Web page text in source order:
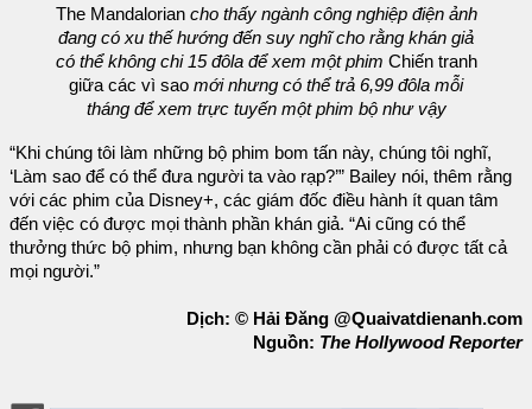
The Mandalorian cho thấy ngành công nghiệp điện ảnh
đang có xu thế hướng đến suy nghĩ cho rằng khán giả
có thể không chi 15 đôla để xem một phim Chiến tranh
giữa các vì sao mới nhưng có thể trả 6,99 đôla mỗi
tháng để xem trực tuyến một phim bộ như vậy
“Khi chúng tôi làm những bộ phim bom tấn này, chúng tôi nghĩ,
‘Làm sao để có thể đưa người ta vào rạp?’” Bailey nói, thêm rằng
với các phim của Disney+, các giám đốc điều hành ít quan tâm
đến việc có được mọi thành phần khán giả. “Ai cũng có thể
thưởng thức bộ phim, nhưng bạn không cần phải có được tất cả
mọi người.”
Dịch: © Hải Đăng @Quaivatdienanh.com
Nguồn: The Hollywood Reporter